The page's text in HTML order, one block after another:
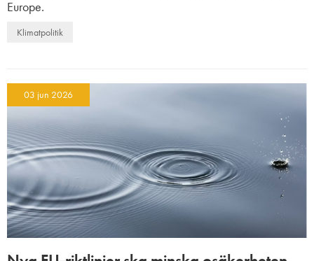
Europe.
Klimatpolitik
03 jun 2026